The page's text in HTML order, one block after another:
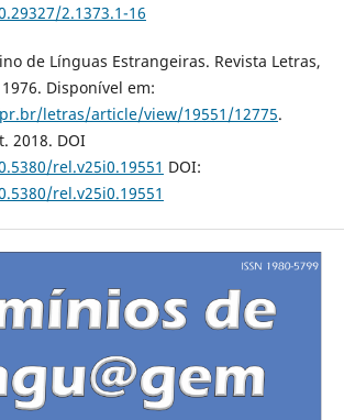
2.1373.1-16
de Línguas Estrangeiras. Revista Letras,
Disponível em:
letras/article/view/19551/12775.
2018. DOI
rel.v25i0.19551 DOI:
rel.v25i0.19551